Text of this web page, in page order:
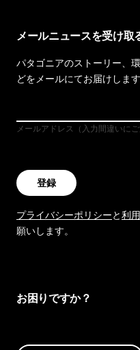
メールニュースを受け取
パタゴニアのストーリー、
どをメールにてお届けします
メールアドレス（入力間違いにご
登録
プライバシーポリシーと利
願いします。
お困りですか？